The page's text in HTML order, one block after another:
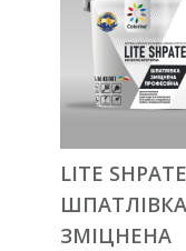
LITE
ШПАТЛІВКА
ЗМІЦНЕНА